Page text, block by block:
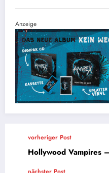
Anzeige
vorheriger Post
Hollywood Vampires